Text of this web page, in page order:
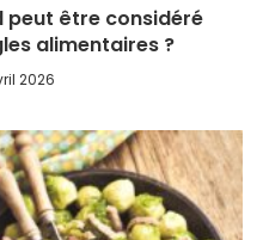
peut être considéré
alimentaires ?
2026